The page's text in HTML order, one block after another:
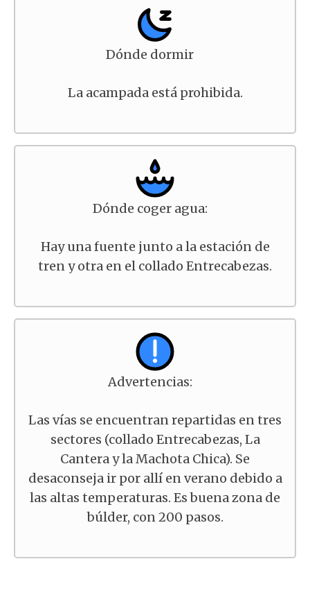
Dónde dormir
La acampada está prohibida.
Dónde coger agua:
Hay una fuente junto a la estación de
tren y otra en el collado Entrecabezas.
Advertencias:
Las vías se encuentran repartidas en tres
sectores (collado Entrecabezas, La
Cantera y la Machota Chica). Se
desaconseja ir por allí en verano debido a
las altas temperaturas. Es buena zona de
búlder, con 200 pasos.